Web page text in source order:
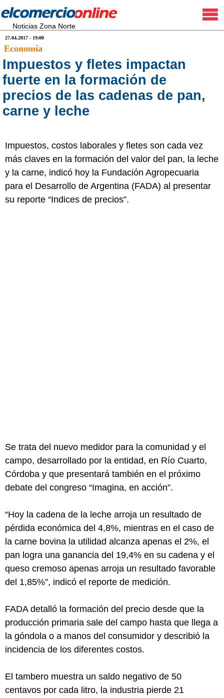
Noticias Zona Norte
27.04.2017 - 19:00
Economía
Impuestos y fletes impactan
fuerte en la formación de
precios de las cadenas de pan,
carne y leche
Impuestos, costos laborales y fletes son cada vez
más claves en la formación del valor del pan, la leche
y la carne, indicó hoy la Fundación Agropecuaria
para el Desarrollo de Argentina (FADA) al presentar
su reporte “Indices de precios”.
Se trata del nuevo medidor para la comunidad y el
campo, desarrollado por la entidad, en Río Cuarto,
Córdoba y que presentará también en el próximo
debate del congreso “Imagina, en acción”.
“Hoy la cadena de la leche arroja un resultado de
pérdida económica del 4,8%, mientras en el caso de
la carne bovina la utilidad alcanza apenas el 2%, el
pan logra una ganancia del 19,4% en su cadena y el
queso cremoso apenas arroja un resultado favorable
del 1,85%”, indicó el reporte de medición.
FADA detalló la formación del precio desde que la
producción primaria sale del campo hasta que llega a
la góndola o a manos del consumidor y describió la
incidencia de los diferentes costos.
El tambero muestra un saldo negativo de 50
centavos por cada litro, la industria pierde 21